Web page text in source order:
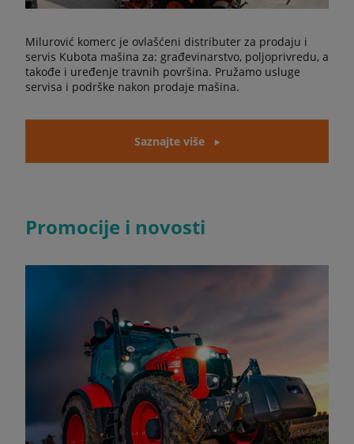
Milurović komerc je ovlašćeni distributer za prodaju i
servis Kubota mašina za: građevinarstvo, poljoprivredu, a
takođe i uređenje travnih površina. Pružamo usluge
servisa i podrške nakon prodaje mašina.
Saznajte više
Promocije i novosti